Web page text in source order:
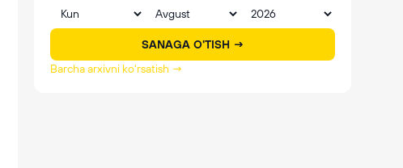
SANAGA O'TISH →
Barcha arxivni ko'rsatish →